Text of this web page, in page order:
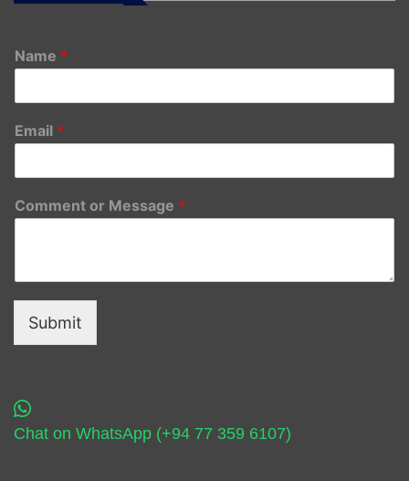
Name *
Email *
Comment or Message *
Submit
Chat on WhatsApp (+94 77 359 6107)